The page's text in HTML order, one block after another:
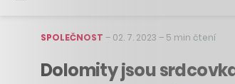
SPOLEČNOST – 02. 7. 2023 – 5 min čtení
Dolomity jsou